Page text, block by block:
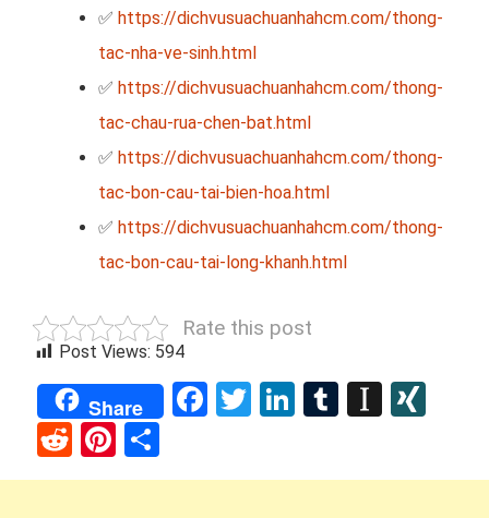
✅ https://dichvusuachuanhahcm.com/thong-
tac-nha-ve-sinh.html
✅ https://dichvusuachuanhahcm.com/thong-
tac-chau-rua-chen-bat.html
✅ https://dichvusuachuanhahcm.com/thong-
tac-bon-cau-tai-bien-hoa.html
✅ https://dichvusuachuanhahcm.com/thong-
tac-bon-cau-tai-long-khanh.html
Rate this post
Post Views: 594
Share Facebook
TwitterLinkedIn
Tumblr
RedditPinterest